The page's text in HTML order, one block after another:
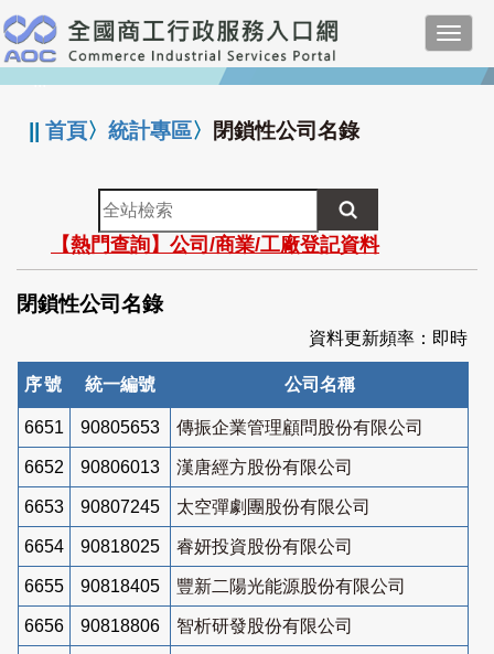
跳
到
主
要
:::
||首頁〉統計專區〉 閉鎖性公司名錄
全
站
檢
索
【熱門查詢】公司/商業/工廠登記資料
閉鎖性公司名錄
資料更新頻率：即時
序號 統一編號 公司名稱
6651 90805653 傳振企業管理顧問股份有限公司
6652 90806013 漢唐經方股份有限公司
6653 90807245 太空彈劇團股份有限公司
6654 90818025 睿妍投資股份有限公司
6655 90818405 豐新二陽光能源股份有限公司
6656 90818806 智析研發股份有限公司